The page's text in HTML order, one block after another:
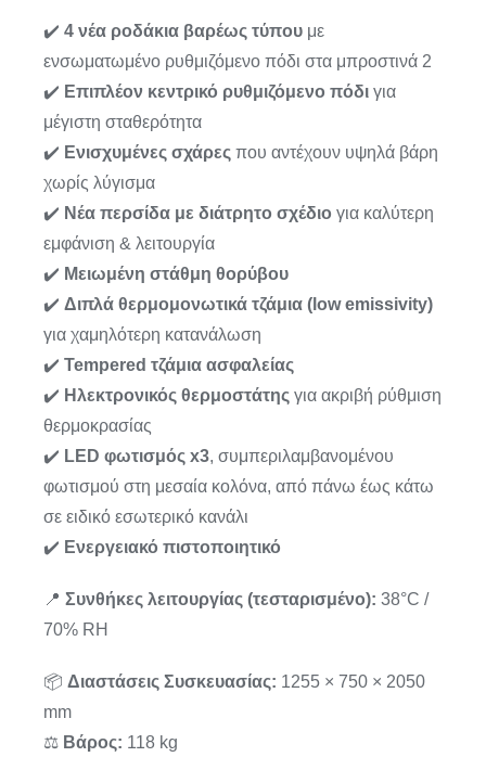
✔️ 4 νέα ροδάκια βαρέως τύπουμε
ενσωματωμένο ρυθμιζόμενο πόδι στα μπροστινά 2
✔️ Επιπλέον κεντρικό ρυθμιζόμενο πόδιγια
μέγιστη σταθερότητα
✔️ Ενισχυμένες σχάρες που αντέχουν υψηλά βάρη
χωρίς λύγισμα
✔️ Νέα περσίδα με διάτρητο σχέδιο για καλύτερη
εμφάνιση & λειτουργία
✔️ Μειωμένη στάθμη θορύβου
✔️ Διπλά θερμομονωτικά τζάμια (low emissivity)
για χαμηλότερη κατανάλωση
✔️ Tempered τζάμια ασφαλείας
✔️ Ηλεκτρονικός θερμοστάτης για ακριβή ρύθμιση
θερμοκρασίας
✔️ LED φωτισμός x3, συμπεριλαμβανομένου
φωτισμού στη μεσαία κολόνα, από πάνω έως κάτω
σε ειδικό εσωτερικό κανάλι
✔️ Ενεργειακό πιστοποιητικό
📍 Συνθήκες λειτουργίας (τεσταρισμένο): 38°C /
70% RH
📦 Διαστάσεις Συσκευασίας: 1255 × 750 × 2050
mm
⚖️ Βάρος: 118 kg